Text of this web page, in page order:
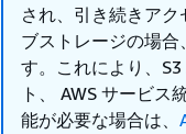
され、引き続きア
ブストレージの場合
す。これにより、
ト、 AWS サービ
能が必要な場合は、